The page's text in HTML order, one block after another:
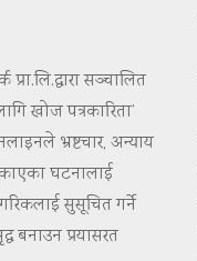
सञ्चालित
खोज पत्रकारिता’
भ्रष्टचार, अन्याय
घटनालाई
सुसूचित गर्ने
बनाउन प्रयासरत